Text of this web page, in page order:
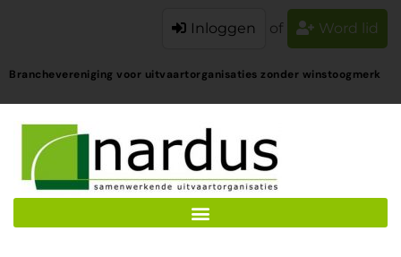
Branchevereniging voor uitvaartorganisaties zonder winstoogmerk
Inloggen of Word lid